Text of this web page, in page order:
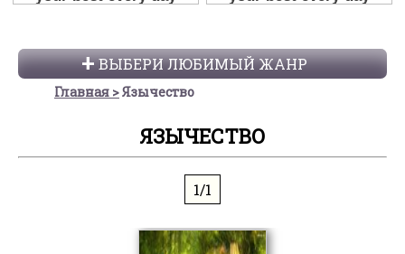
ВЫБЕРИ ЛЮБИМЫЙ ЖАНР
Главная Язычество
ЯЗЫЧЕСТВО
1/1